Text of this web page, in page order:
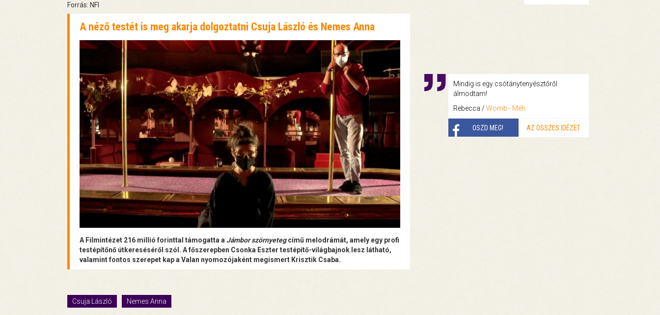
Forrás: NFI
A néző testét is meg akarja dolgoztatni Csuja László és Nemes Anna
A Filmintézet 216 millió forinttal támogatta a Jámbor szörnyetegcímű melodrámát, amely egy profi
testépítőnő útkereséséről szól. A főszerepben Csonka Eszter testépítő-világbajnok lesz látható,
valamint fontos szerepet kap a Valan nyomozójaként megismert Krisztik Csaba.
Csuja László Nemes Anna
Mindig is egy csótánytenyésztőről
álmodtam!
Rebecca / Womb - Méh
OSZD MEG! AZ ÖSSZES IDÉZET